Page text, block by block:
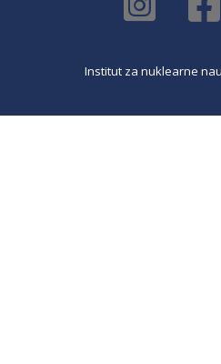
Institut za nuklearne